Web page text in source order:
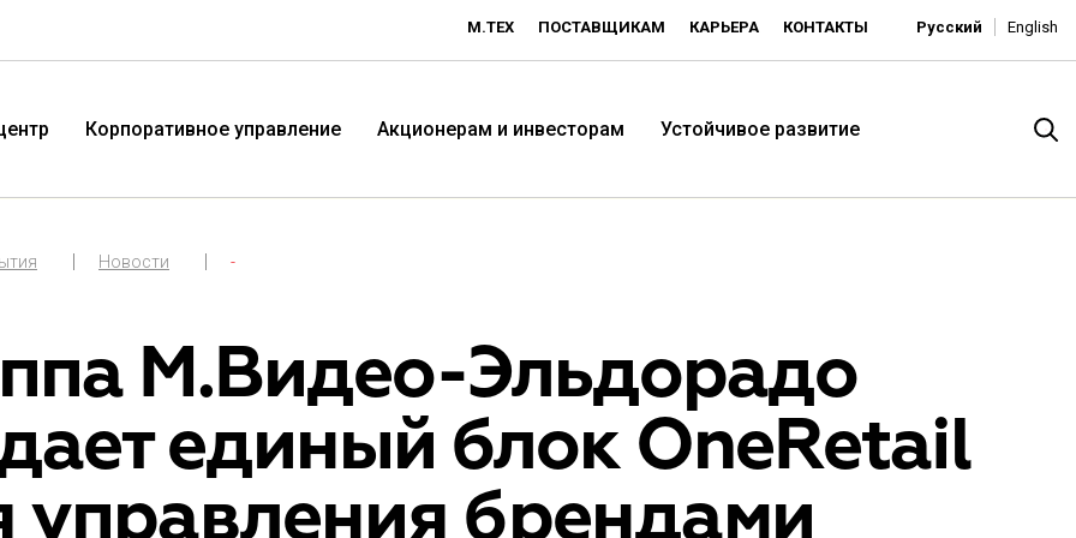
М.ТЕХ ПОСТАВЩИКАМ КАРЬЕРА КОНТАКТЫ Русский English
Технологичная розничная
компания «М.Видео»
«Эльдорадо»
Корпоративное управление Акционерам и инвесторам Устойчивое развитие
Новости -
М.Видео-Эльдорадо
единый блок OneRetail
управления брендами